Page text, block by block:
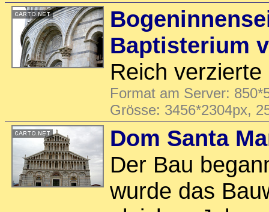
Baptisterium
Reich
Format am Server:
Grösse: 3456*2304px,
Dom Santa
Der Bau
wurde das